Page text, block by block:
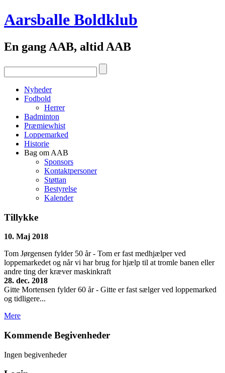
Aarsballe Boldklub
En gang AAB, altid AAB
Nyheder
Fodbold
Herrer
Badminton
Præmiewhist
Loppemarked
Historie
Bag om AAB
Sponsors
Kontaktpersoner
Støttan
Bestyrelse
Kalender
Tillykke
10. Maj 2018
Tom Jørgensen fylder 50 år - Tom er fast medhjælper ved
loppemarkedet og når vi har brug for hjælp til at tromle banen eller
andre ting der kræver maskinkraft
28. dec. 2018
Gitte Mortensen fylder 60 år - Gitte er fast sælger ved loppemarked
og tidligere...
Mere
Kommende Begivenheder
Ingen begivenheder